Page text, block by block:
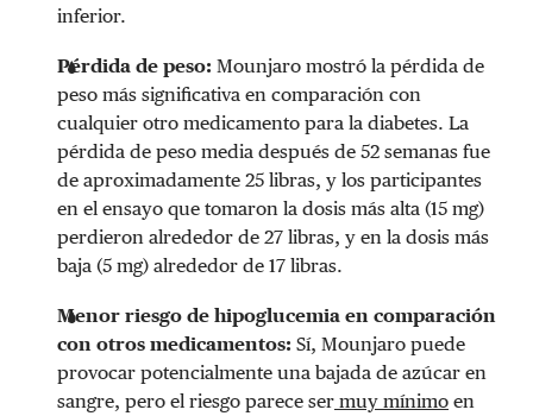
inferior.
Pérdida de peso: Mounjaro mostró la pérdida de
peso más significativa en comparación con
cualquier otro medicamento para la diabetes. La
pérdida de peso media después de 52 semanas fue
de aproximadamente 25 libras, y los participantes
en el ensayo que tomaron la dosis más alta (15 mg)
perdieron alrededor de 27 libras, y en la dosis más
baja (5 mg) alrededor de 17 libras.
Menor riesgo de hipoglucemia en comparación
con otros medicamentos: Sí, Mounjaro puede
provocar potencialmente una bajada de azúcar en
sangre, pero el riesgo parece ser muy mínimo en